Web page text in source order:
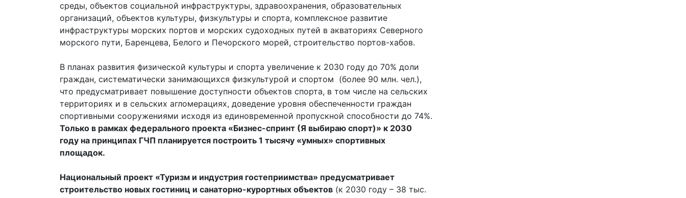
среды, объектов социальной инфраструктуры, здравоохранения, образовательных
организаций, объектов культуры, физкультуры и спорта, комплексное развитие
инфраструктуры морских портов и морских судоходных путей в акваториях Северного
морского пути, Баренцева, Белого и Печорского морей, строительство портов-хабов.
В планах развития физической культуры и спорта увеличение к 2030 году до 70% доли
граждан, систематически занимающихся физкультурой и спортом (более 90 млн. чел.),
что предусматривает повышение доступности объектов спорта, в том числе на сельских
территориях и в сельских агломерациях, доведение уровня обеспеченности граждан
спортивными сооружениями исходя из единовременной пропускной способности до 74%.
Только в рамках федерального проекта «Бизнес-спринт (Я выбираю спорт)» к 2030
году на принципах ГЧП планируется построить 1 тысячу «умных» спортивных
площадок.
Национальный проект «Туризм и индустрия гостеприимства» предусматривает
строительство новых гостиниц и санаторно-курортных объектов (к 2030 году – 38 тыс.